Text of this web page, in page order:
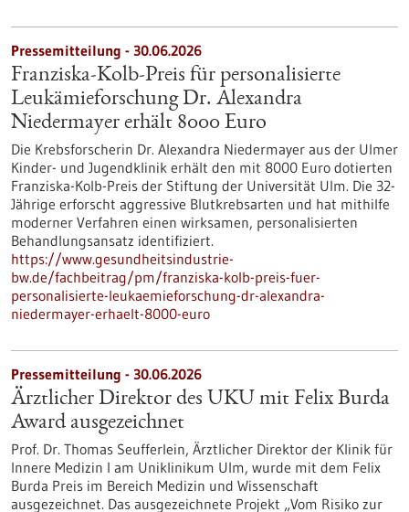
Pressemitteilung - 30.06.2026
Franziska-Kolb-Preis für personalisierte
Leukämieforschung Dr. Alexandra
Niedermayer erhält 8000 Euro
Die Krebsforscherin Dr. Alexandra Niedermayer aus der Ulmer
Kinder- und Jugendklinik erhält den mit 8000 Euro dotierten
Franziska-Kolb-Preis der Stiftung der Universität Ulm. Die 32-
Jährige erforscht aggressive Blutkrebsarten und hat mithilfe
moderner Verfahren einen wirksamen, personalisierten
Behandlungsansatz identifiziert.
https://www.gesundheitsindustrie-
bw.de/fachbeitrag/pm/franziska-kolb-preis-fuer-
personalisierte-leukaemieforschung-dr-alexandra-
niedermayer-erhaelt-8000-euro
Pressemitteilung - 30.06.2026
Ärztlicher Direktor des UKU mit Felix Burda
Award ausgezeichnet
Prof. Dr. Thomas Seufferlein, Ärztlicher Direktor der Klinik für
Innere Medizin I am Uniklinikum Ulm, wurde mit dem Felix
Burda Preis im Bereich Medizin und Wissenschaft
ausgezeichnet. Das ausgezeichnete Projekt „Vom Risiko zur